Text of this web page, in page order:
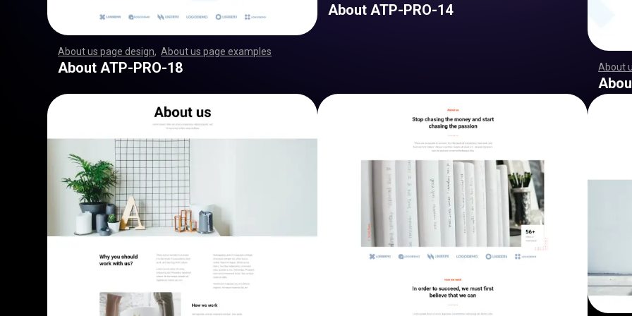
About us page design ,About us page examples
,,,,,,,,,,,,,,,,,,,,,,,, ,,,,,,,,,,,,,,,,,,,,,,,,,,,
,,,,,,,,,,,,,,,,,,,,,,,, ,,,,,,,,,,,,,,,,,,,,,,,,,,,
,,,,,,,,,,,,,,,,,,,,,,,, ,,,,,,,,,,,,,,,,,,,,,,,,,,,
,,,,,,,,,,,,,,,,,,,,,,,, ,,,,,,,,,,,,,,,,,,,,,,,,,,,
,,,,,,,,,,,,,,,,,,,,,,,, ,,,,,,,,,,,,,,,,,,,,,,,,,,,
,,,,,,,,,,,,,,,,,,,,,,,, ,,,,,,,,,,,,,,,,,,,,,,,,,,,
,,,,,,,,,,,,,,,,,,,,,,,, ,,,,,,,,,,,,,,,,,,,,,,,,,,,
,,,,,,,,,,,,,,,,,,,,,,,, ,,,,,,,,,,,,,,,,,,,,,,,,,,,
,,
About ATP-PRO-18
About ATP-PRO-14
About
,,,,,,,,
,,,,,,,,
,,,,,,,,
,,,,,,,,
,,,,,,,,
,,,,,,,,
,,,,,,,,
,,,,,,,,
,,